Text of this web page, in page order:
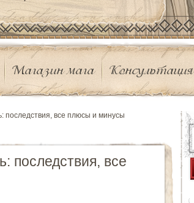
Магазин мага Консультация
последствия, все плюсы и минусы
последствия, все